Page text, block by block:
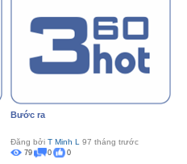
Bước ra
Đăng bởi T Minh L 97 tháng trước
79 0 0